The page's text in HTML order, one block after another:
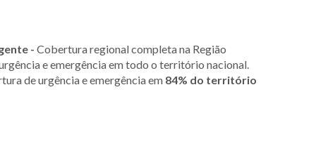
- Cobertura regional completa na Região
e emergência em todo o território nacional.
de urgência e emergência em 84% do território